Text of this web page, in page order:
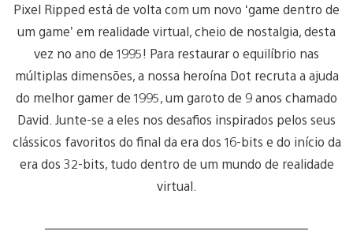
Pixel Ripped está de volta com um novo ‘game dentro de
um game’ em realidade virtual, cheio de nostalgia, desta
vez no ano de 1995! Para restaurar o equilíbrio nas
múltiplas dimensões, a nossa heroína Dot recruta a ajuda
do melhor gamer de 1995, um garoto de 9 anos chamado
David. Junte-se a eles nos desafios inspirados pelos seus
clássicos favoritos do final da era dos 16-bits e do início da
era dos 32-bits, tudo dentro de um mundo de realidade
virtual.